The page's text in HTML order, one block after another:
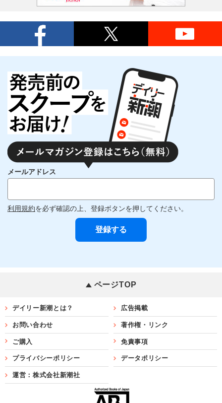
メールアドレス
利用規約を必ず確認の上、登録ボタンを押してください。
ページTOP
デイリー新潮とは？ 広告掲載
お問い合わせ 著作権・リンク
ご購入 免責事項
プライバシーポリシー データポリシー
運営：株式会社新潮社